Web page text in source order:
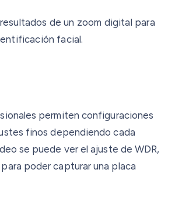
de un zoom digital para
facial.
permiten configuraciones
finos dependiendo cada
se puede ver el ajuste de WDR,
poder capturar una placa